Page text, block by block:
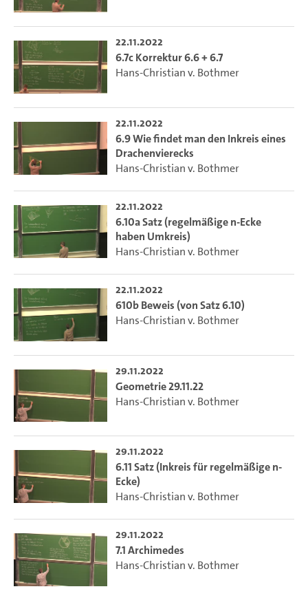
22.11.2022
6.7c Korrektur 6.6 + 6.7
Hans-Christian v. Bothmer
22.11.2022
6.9 Wie findet man den Inkreis eines
Drachenvierecks
Hans-Christian v. Bothmer
22.11.2022
6.10a Satz (regelmäßige n-Ecke
haben Umkreis)
Hans-Christian v. Bothmer
22.11.2022
610b Beweis (von Satz 6.10)
Hans-Christian v. Bothmer
29.11.2022
Geometrie 29.11.22
Hans-Christian v. Bothmer
29.11.2022
6.11 Satz (Inkreis für regelmäßige n-
Ecke)
Hans-Christian v. Bothmer
29.11.2022
7.1 Archimedes
Hans-Christian v. Bothmer